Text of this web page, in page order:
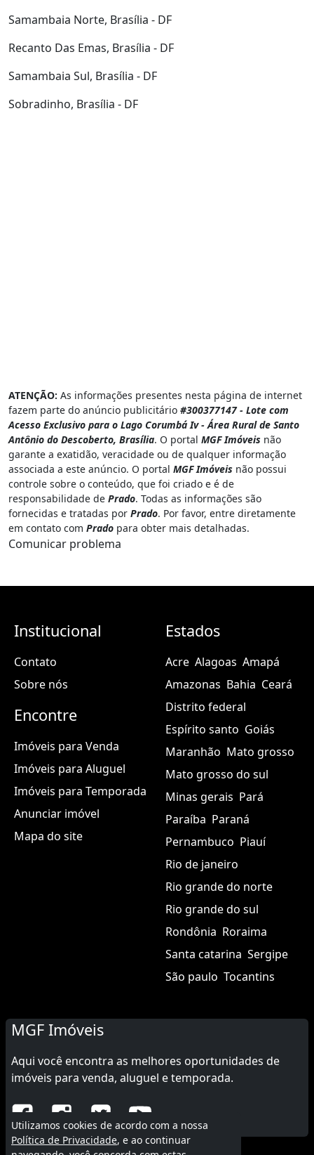
Samambaia Norte, Brasília - DF
Recanto Das Emas, Brasília - DF
Samambaia Sul, Brasília - DF
Sobradinho, Brasília - DF
ATENÇÃO: As informações presentes nesta página de internet
fazem parte do anúncio publicitário #300377147 - Lote com
Acesso Exclusivo para o Lago Corumbá Iv - Área Rural de Santo
Antônio do Descoberto, Brasília. O portal MGF Imóveis não
garante a exatidão, veracidade ou de qualquer informação
associada a este anúncio. O portal MGF Imóveis não possui
controle sobre o conteúdo, que foi criado e é de
responsabilidade de Prado. Todas as informações são
fornecidas e tratadas por Prado. Por favor, entre diretamente
em contato com Prado para obter mais detalhadas.
Comunicar problema
Institucional
Contato
Sobre nós
Encontre
Imóveis para Venda
Imóveis para Aluguel
Imóveis para Temporada
Anunciar imóvel
Mapa do site
Estados
Acre Alagoas Amapá
Amazonas Bahia Ceará
Distrito federal
Espírito santo Goiás
Maranhão Mato grosso
Mato grosso do sul
Minas gerais Pará
Paraíba Paraná
Pernambuco Piauí
Rio de janeiro
Rio grande do norte
Rio grande do sul
Rondônia Roraima
Santa catarina Sergipe
São paulo Tocantins
MGF Imóveis
Aqui você encontra as melhores oportunidades de
imóveis para venda, aluguel e temporada.
Utilizamos cookies de acordo com a nossa
Política de Privacidade, e ao continuar